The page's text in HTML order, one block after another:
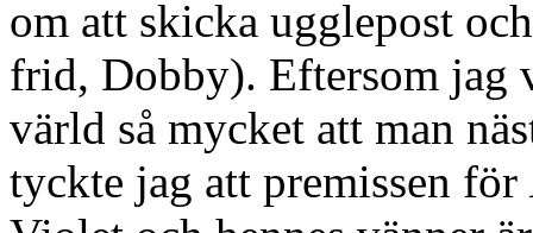
om att skicka ugglepost
frid, Dobby). Eftersom jag
värld så mycket att man
tyckte jag att premissen för